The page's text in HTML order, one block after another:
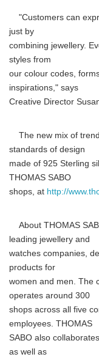
"Customers can
just by
combining jewellery.
styles from
our colour codes,
inspirations," says
Creative Director
The new mix of
standards of design
made of 925 Sterling
THOMAS SABO
shops, at http://
About THOMAS
leading jewellery and
watches companies,
products for
women and men. The
operates around 300
shops across all five
employees. THOMAS
SABO also
as well as